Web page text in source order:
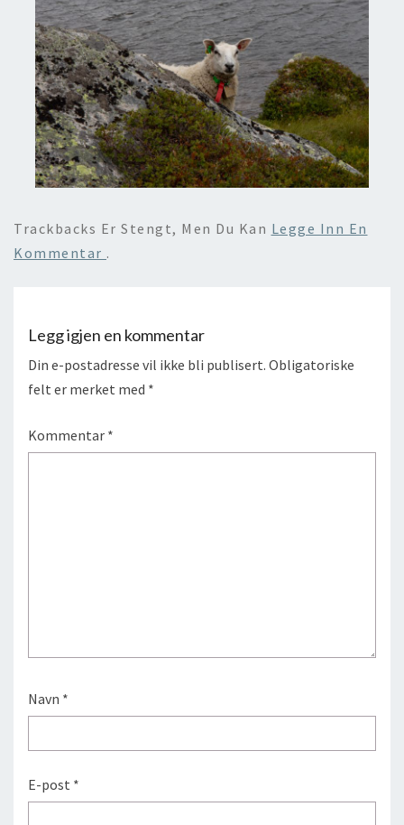
Trackbacks Er Stengt, Men Du Kan Legge Inn En
Kommentar .
Legg igjen en kommentar
Din e-postadresse vil ikke bli publisert. Obligatoriske
felt er merket med *
Kommentar *
Navn *
E-post *